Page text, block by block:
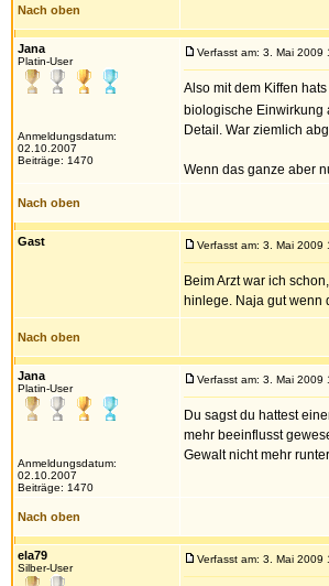
Nach oben
Jana
Platin-User
Anmeldungsdatum:
02.10.2007
Beiträge: 1470
Verfasst am: 3. Mai 2009
Also mit dem Kiffen
biologische Einwirkung
Detail. War ziemlich
Wenn das ganze aber
Nach oben
Gast Verfasst am: 3. Mai 2009
Beim Arzt war ich
hinlege. Naja gut wenn
Nach oben
Jana
Platin-User
Anmeldungsdatum:
02.10.2007
Beiträge: 1470
Verfasst am: 3. Mai 2009
Du sagst du hattest
mehr beeinflusst
Gewalt nicht mehr
Nach oben
ela79
Silber-User
Verfasst am: 3. Mai 2009